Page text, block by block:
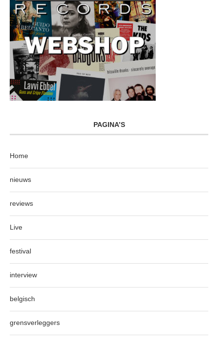
PAGINA’S
Home
nieuws
reviews
Live
festival
interview
belgisch
grensverleggers